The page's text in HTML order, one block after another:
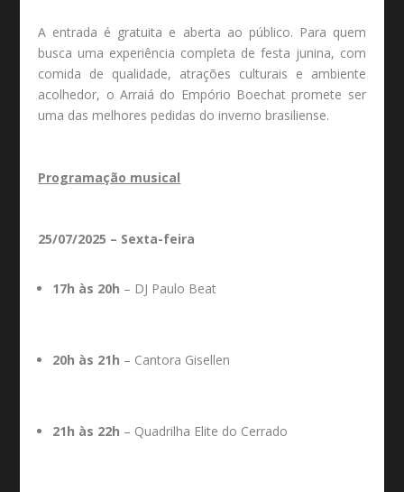
A entrada é gratuita e aberta ao público. Para quem
busca uma experiência completa de festa junina, com
comida de qualidade, atrações culturais e ambiente
acolhedor, o Arraiá do Empório Boechat promete ser
uma das melhores pedidas do inverno brasiliense.
Programação musical
25/07/2025 – Sexta-feira
17h às 20h – DJ Paulo Beat
20h às 21h – Cantora Gisellen
21h às 22h – Quadrilha Elite do Cerrado